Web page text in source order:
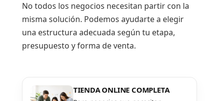
No todos los negocios necesitan partir con la
misma solución. Podemos ayudarte a elegir
una estructura adecuada según tu etapa,
presupuesto y forma de venta.
TIENDA ONLINE COMPLETA